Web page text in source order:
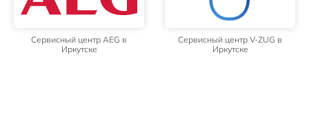
Сервисный центр AEG в
Иркутске
Сервисный центр V-ZUG в
Иркутске